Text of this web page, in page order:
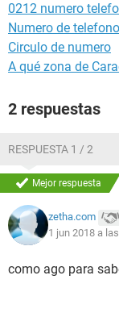
0212 numero
Numero de
Circulo de numero
A qué zona de
2 respuestas
RESPUESTA 1 / 2
Mejor respuesta
zetha.com
1 jun 2018 a
como ago para